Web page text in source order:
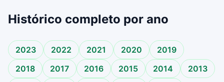
Histórico completo por ano
2023 2022 2021 2020
2019
2018
2017 2016 2015 2014
2013